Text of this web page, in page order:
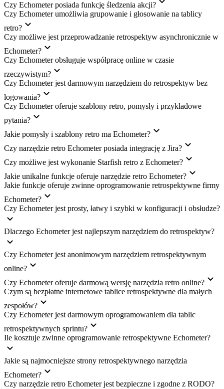
Czy Echometer posiada funkcję śledzenia akcji?
Czy Echometer umożliwia grupowanie i głosowanie na tablicy
retro?
Czy możliwe jest przeprowadzanie retrospektyw asynchronicznie w
Echometer?
Czy Echometer obsługuje współpracę online w czasie
rzeczywistym?
Czy Echometer jest darmowym narzędziem do retrospektyw bez
logowania?
Czy Echometer oferuje szablony retro, pomysły i przykładowe
pytania?
Jakie pomysły i szablony retro ma Echometer?
Czy narzędzie retro Echometer posiada integrację z Jira?
Czy możliwe jest wykonanie Starfish retro z Echometer?
Jakie unikalne funkcje oferuje narzędzie retro Echometer?
Jakie funkcje oferuje zwinne oprogramowanie retrospektywne firmy
Echometer?
Czy Echometer jest prosty, łatwy i szybki w konfiguracji i obsłudze?
Dlaczego Echometer jest najlepszym narzędziem do retrospektyw?
Czy Echometer jest anonimowym narzędziem retrospektywnym
online?
Czy Echometer oferuje darmową wersję narzędzia retro online?
Czym są bezpłatne internetowe tablice retrospektywne dla małych
zespołów?
Czy Echometer jest darmowym oprogramowaniem dla tablic
retrospektywnych sprintu?
Ile kosztuje zwinne oprogramowanie retrospektywne Echometer?
Jakie są najmocniejsze strony retrospektywnego narzędzia
Echometer?
Czy narzędzie retro Echometer jest bezpieczne i zgodne z RODO?